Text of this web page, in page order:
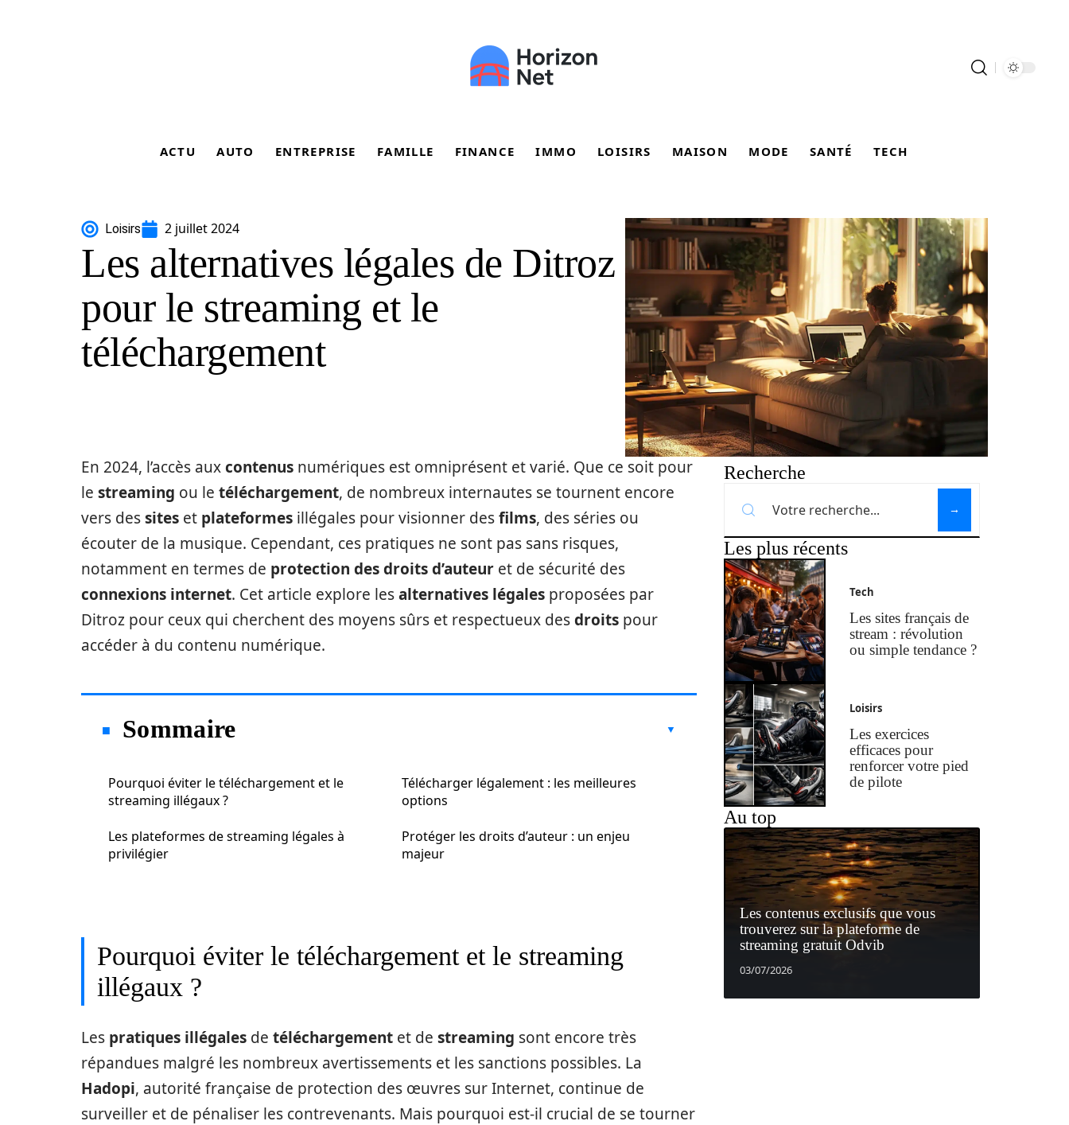
ACTU AUTO ENTREPRISE FAMILLE FINANCE IMMO LOISIRS MAISON MODE SANTÉ TECH
Loisirs 2 juillet 2024
Les alternatives légales de Ditroz
pour le streaming et le
téléchargement
En 2024, l’accès auxcontenus numériques est omniprésent et varié. Que ce soit pour
le streaming ou le téléchargement, de nombreux internautes se tournent encore
vers dessites et plateformes illégales pour visionner desfilms, des séries ou
écouter de la musique. Cependant, ces pratiques ne sont pas sans risques,
notamment en termes de protection des droits d’auteur et de sécurité des
connexions internet. Cet article explore lesalternatives légales proposées par
Ditroz pour ceux qui cherchent des moyens sûrs et respectueux desdroits pour
accéder à du contenu numérique.
Sommaire
Pourquoi éviter le téléchargement et le
streaming illégaux ?
Les plateformes de streaming légales à
privilégier
Télécharger légalement : les meilleures
options
Protéger les droits d’auteur : un enjeu
majeur
Pourquoi éviter le téléchargement et le streaming
illégaux ?
Les pratiques illégales de téléchargement et de streaming sont encore très
répandues malgré les nombreux avertissements et les sanctions possibles. La
Hadopi, autorité française de protection des œuvres sur Internet, continue de
surveiller et de pénaliser les contrevenants. Mais pourquoi est-il crucial de se tourner
Recherche
Les plus récents
Tech
Les sites français de
stream : révolution
ou simple tendance ?
Loisirs
Les exercices
efficaces pour
renforcer votre pied
de pilote
Au top
Les contenus exclusifs que vous
trouverez sur la plateforme de
streaming gratuit Odvib
03/07/2026